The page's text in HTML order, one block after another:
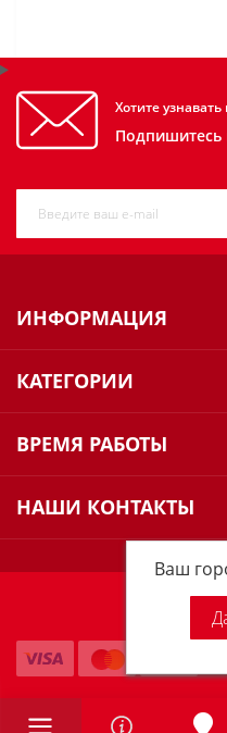
Ваш
Хотите
Подпишитесь
ИНФОРМАЦИЯ
КАТЕГОРИИ
ВРЕМЯ РАБОТЫ
НАШИ КОНТАКТЫ